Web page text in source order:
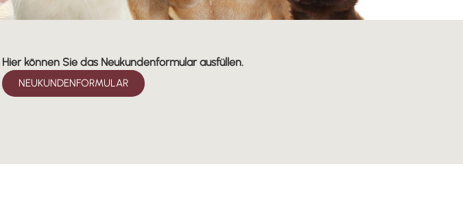
Hier können Sie das Neukundenformular ausfüllen.
NEUKUNDENFORMULAR